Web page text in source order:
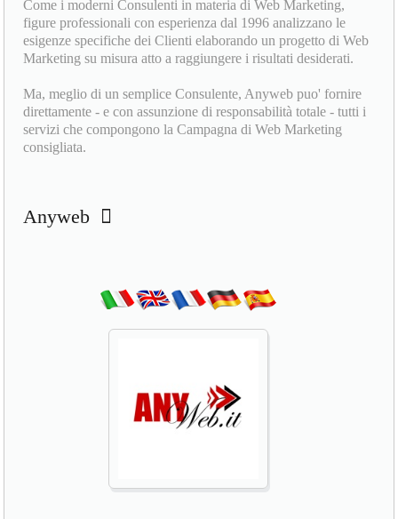
Come i moderni Consulenti in materia di Web Marketing,
figure professionali con esperienza dal 1996 analizzano le
esigenze specifiche dei Clienti elaborando un progetto di Web
Marketing su misura atto a raggiungere i risultati desiderati.
Ma, meglio di un semplice Consulente, Anyweb puo' fornire
direttamente - e con assunzione di responsabilità totale - tutti i
servizi che compongono la Campagna di Web Marketing
consigliata.
Anyweb